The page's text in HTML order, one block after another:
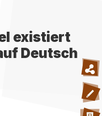
existiert
Deutsch